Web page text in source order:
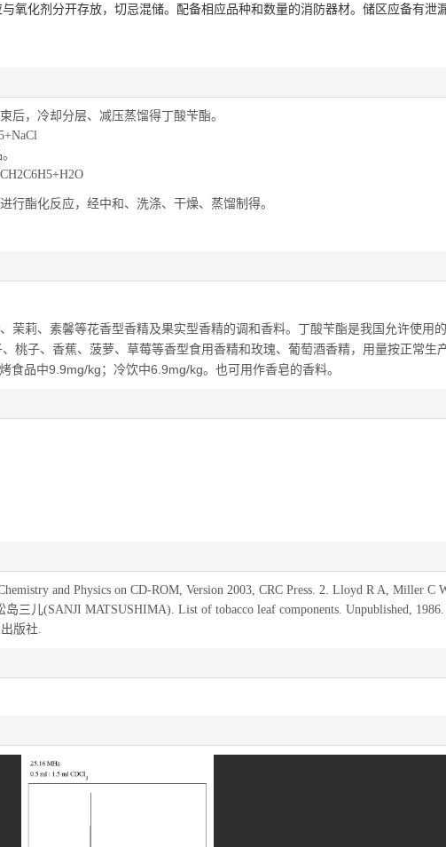
氧化剂分开存放，切忌混储。配备相应品种和数量的消防器材。储区应备有泄
后，冷却分层、减压蒸馏得丁酸苄酯。
行酯化反应，经中和、洗涤、干燥、蒸馏制得。
茉莉、素馨等花香型香精及果实型香精的调和香料。丁酸苄酯是我国允许使用
桃子、香蕉、菠萝、草莓等香型食用香精和玫瑰、葡萄酒香精，用量按正常生
食品中9.9mg/kg；冷饮中6.9mg/kg。也可用作香皂的香料。
and Physics on CD-ROM, Version 2003, CRC Press. 2. Lloyd R A, Miller C
三儿(SANJI MATSUSHIMA). List of tobacco leaf components. Unpublished,
版社.